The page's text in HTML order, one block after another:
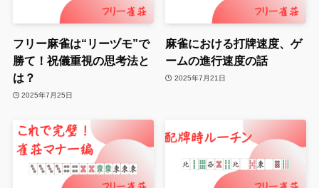
フリー麻雀は“リーヅモ”で
勝て！祝儀重視の思考法と
は？
2025年7月25日
麻雀における打牌速度、ゲ
ームの進行速度の話
2025年7月21日